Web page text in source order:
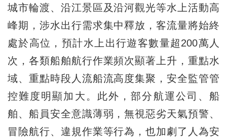
城市輪渡、沿江景區及沿河觀光等水上活動高
峰期，涉水出行需求集中釋放，客流量將始終
處於高位，預計水上出行遊客數量超200萬人
次，各類船舶航行作業頻次顯著上升，重點水
域、重點時段人流船流高度集聚，安全監管管
控難度明顯加大。此外，部分航運公司、船
舶、船員安全意識薄弱，無視惡劣天氣預警、
冒險航行、違規作業等行為，也加劇了人為安